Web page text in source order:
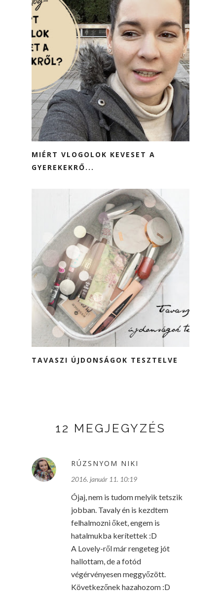
MIÉRT VLOGOLOK KEVESET A
GYEREKEKRŐ...
TAVASZI ÚJDONSÁGOK TESZTELVE
12 MEGJEGYZÉS
RÚZSNYOM NIKI
2016. január 11. 10:19
Ójaj, nem is tudom melyik tetszik
jobban. Tavaly én is kezdtem
felhalmozni őket, engem is
hatalmukba kerítettek :D
A Lovely-ről már rengeteg jót
hallottam, de a fotód
végérvényesen meggyőzött.
Következőnek hazahozom :D